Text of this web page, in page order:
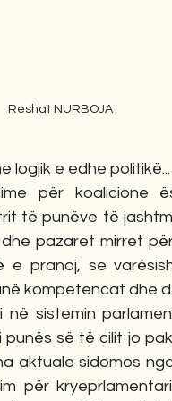
Reshat NURBOJA
logjik e edhe politikë...
për koalicione
të punëve të
pazaret mirret
pranoj, se
kompetencat dhe
sistemin
punës së të cilit jo
aktuale sidomos
për